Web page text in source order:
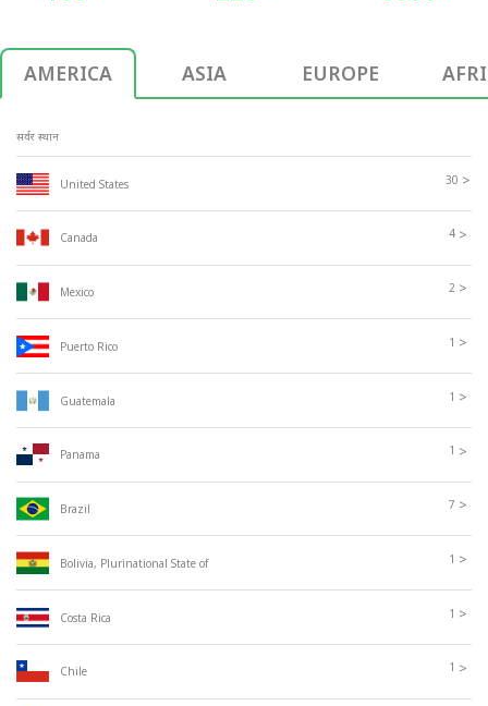
AMERICA ASIA EUROPE
सर्वर स्थान
United States 30 >
Canada 4 >
Mexico 2 >
Puerto Rico 1 >
Guatemala 1 >
Panama 1 >
Brazil 7 >
Bolivia, Plurinational State of 1 >
Costa Rica 1 >
Chile 1 >